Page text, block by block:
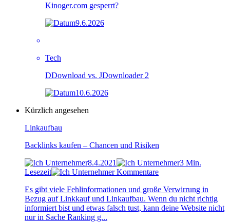
Kinoger.com gesperrt?
9.6.2026
Tech
DDownload vs. JDownloader 2
10.6.2026
Kürzlich angesehen
Linkaufbau
Backlinks kaufen – Chancen und Risiken
8.4.2021
3 Min.
Lesezeit
Kommentare
Es gibt viele Fehlinformationen und große Verwirrung in
Bezug auf Linkkauf und Linkaufbau. Wenn du nicht richtig
informiert bist und etwas falsch tust, kann deine Website nicht
nur in Sache Ranking g...